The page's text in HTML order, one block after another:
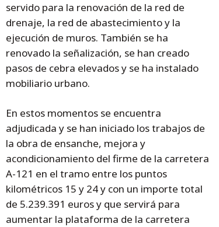
servido para la renovación de la red de
drenaje, la red de abastecimiento y la
ejecución de muros. También se ha
renovado la señalización, se han creado
pasos de cebra elevados y se ha instalado
mobiliario urbano.
En estos momentos se encuentra
adjudicada y se han iniciado los trabajos de
la obra de ensanche, mejora y
acondicionamiento del firme de la carretera
A-121 en el tramo entre los puntos
kilométricos 15 y 24 y con un importe total
de 5.239.391 euros y que servirá para
aumentar la plataforma de la carretera